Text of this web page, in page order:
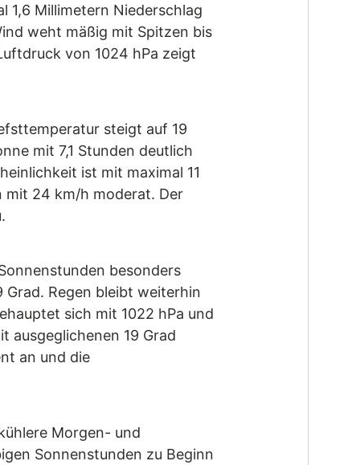
1,6 Millimetern Niederschlag
weht mäßig mit Spitzen bis
von 1024 hPa zeigt
steigt auf 19
mit 7,1 Stunden deutlich
ist mit maximal 11
mit 24 km/h moderat. Der
besonders
Regen bleibt weiterhin
sich mit 1022 hPa und
19 Grad
an und die
Morgen- und
Sonnenstunden zu Beginn